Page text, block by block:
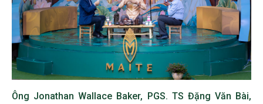
Ông Jonathan Wallace Baker, PGS. TS Đặng Văn Bài,